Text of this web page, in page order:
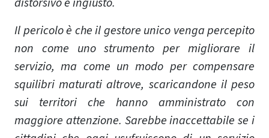
Il pericolo è che il gestore unico venga percepito
non come uno strumento per migliorare il
servizio, ma come un modo per compensare
squilibri maturati altrove, scaricandone il peso
sui territori che hanno amministrato con
maggiore attenzione. Sarebbe inaccettabile se i